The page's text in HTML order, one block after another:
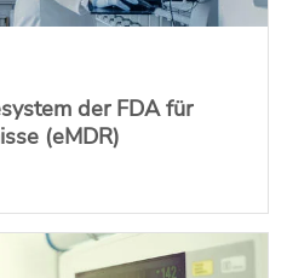
der FDA für
(eMDR)